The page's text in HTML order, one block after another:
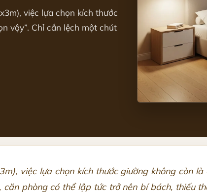
việc lựa chọn kích thước
vậy”. Chỉ cần lệch một chút
việc lựa chọn kích thước giường không còn
phòng có thể lập tức trở nên bí bách, thiếu